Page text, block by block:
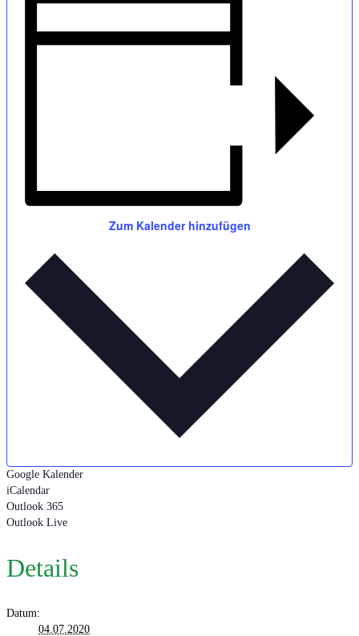
Zum Kalender hinzufügen
Google Kalender
iCalendar
Outlook 365
Outlook Live
Details
Datum:
04.07.2020